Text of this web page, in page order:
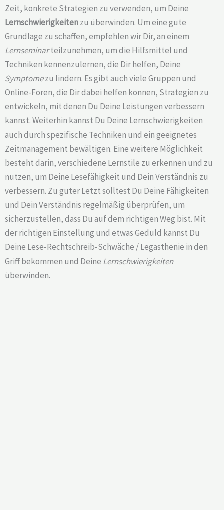
Zeit, konkrete Strategien zu verwenden, um Deine
Lernschwierigkeitenzu überwinden. Um eine gute
Grundlage zu schaffen, empfehlen wir Dir, an einem
Lernseminarteilzunehmen, um die Hilfsmittel und
Techniken kennenzulernen, die Dir helfen, Deine
Symptomezu lindern. Es gibt auch viele Gruppen und
Online-Foren, die Dir dabei helfen können, Strategien zu
entwickeln, mit denen Du Deine Leistungen verbessern
kannst. Weiterhin kannst Du Deine Lernschwierigkeiten
auch durch spezifische Techniken und ein geeignetes
Zeitmanagement bewältigen. Eine weitere Möglichkeit
besteht darin, verschiedene Lernstile zu erkennen und zu
nutzen, um Deine Lesefähigkeit und Dein Verständnis zu
verbessern. Zu guter Letzt solltest Du Deine Fähigkeiten
und Dein Verständnis regelmäßig überprüfen, um
sicherzustellen, dass Du auf dem richtigen Weg bist. Mit
der richtigen Einstellung und etwas Geduld kannst Du
Deine Lese-Rechtschreib-Schwäche / Legasthenie in den
Griff bekommen und Deine Lernschwierigkeiten
überwinden.